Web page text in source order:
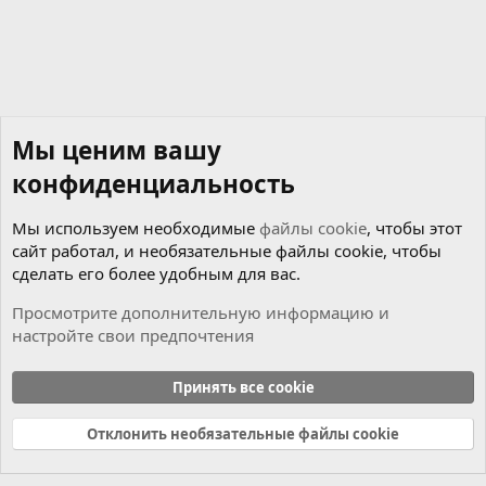
Cookies
Russian (RU)
Связь с нами
Условия и правила
Политика конфиденциальности
Справка Главная
R
Мы ценим вашу
конфиденциальность
Мы используем необходимые файлы cookie, чтобы этот
сайт работал, и необязательные файлы cookie, чтобы
сделать его более удобным для вас.
Просмотрите дополнительную информацию и
настройте свои предпочтения
Принять все cookie
Отклонить необязательные файлы cookie